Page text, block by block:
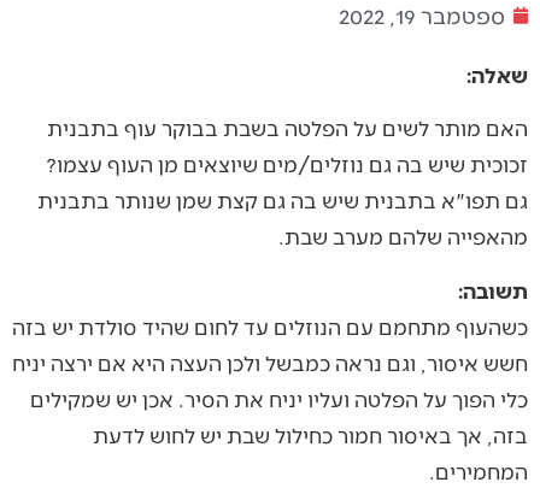
ספטמבר 19, 2022
שאלה:
האם מותר לשים על הפלטה בשבת בבוקר עוף בתבנית
זכוכית שיש בה גם נוזלים/מים שיוצאים מן העוף עצמו?
גם תפו"א בתבנית שיש בה גם קצת שמן שנותר בתבנית
מהאפייה שלהם מערב שבת.
תשובה:
כשהעוף מתחמם עם הנוזלים עד לחום שהיד סולדת יש בזה
חשש איסור, וגם נראה כמבשל ולכן העצה היא אם ירצה יניח
כלי הפוך על הפלטה ועליו יניח את הסיר. אכן יש שמקילים
בזה, אך באיסור חמור כחילול שבת יש לחוש לדעת
המחמירים.